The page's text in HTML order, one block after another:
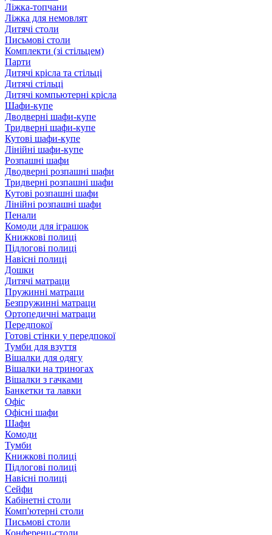
Ліжка-топчани
Ліжка для немовлят
Дитячі столи
Письмові столи
Комплекти (зі стільцем)
Парти
Дитячі крісла та стільці
Дитячі стільці
Дитячі компьютерні крісла
Шафи-купе
Дводверні шафи-купе
Тридверні шафи-купе
Кутові шафи-купе
Лінійні шафи-купе
Розпашні шафи
Дводверні розпашні шафи
Тридверні розпашні шафи
Кутові розпашні шафи
Лінійні розпашні шафи
Пенали
Комоди для іграшок
Книжкові полиці
Підлогові полиці
Навісні полиці
Дошки
Дитячі матраци
Пружинні матраци
Безпружинні матраци
Ортопедичні матраци
Передпокої
Готові стінки у передпокої
Тумби для взуття
Вішалки для одягу
Вішалки на триногах
Вішалки з гачками
Банкетки та лавки
Офіс
Офісні шафи
Шафи
Комоди
Тумби
Книжкові полиці
Підлогові полиці
Навісні полиці
Сейфи
Кабінетні столи
Комп'ютерні столи
Письмові столи
Конференц-столи